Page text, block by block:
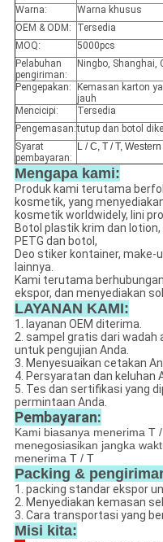
Warna:
Warna khusus
OEM & ODM:
Tersedia
MOQ:
5000pcs
Pelabuhan
pengiriman:
Ningbo, Shanghai,
Pengepakan:
Kemasan karton
jauh
Mencicipi:
Tersedia
Pengemasan:tutup dan botol
Syarat
pembayaran:
L / C, T / T,
Mengapa kami:
Produk kami terutama
kosmetik, yang
kosmetik worldwidely, lini
Botol plastik krim dan
PETG dan botol,
Deo stiker kontainer,
lainnya.
Kami terutama
ekspor, dan menyediakan
LAYANAN KAMI:
1. layanan OEM diterima.
2. sampel gratis dari
untuk pengujian Anda.
3. Menyesuaikan cetakan
4. Persyaratan dan keluhan
5. Tes dan sertifikasi yang
permintaan Anda.
Pembayaran:
Kami biasanya menerima T
menegosiasikan jangka
menerima T / T
Packing &
1. packing standar ekspor
2. Menyediakan kemasan
3. Cara transportasi yang
Misi kita: